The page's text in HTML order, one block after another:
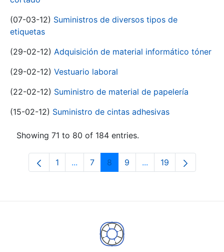
(07-03-12) Suministros de diversos tipos de
etiquetas
(29-02-12) Adquisición de material informático tóner
(29-02-12) Vestuario laboral
(22-02-12) Suministro de material de papelería
(15-02-12) Suministro de cintas adhesivas
Showing 71 to 80 of 184 entries.
Page
1 ...Intermediate Pages Use TAB to
Page
7 Page
8 Page
9 ...Intermediate Pages
Page
19